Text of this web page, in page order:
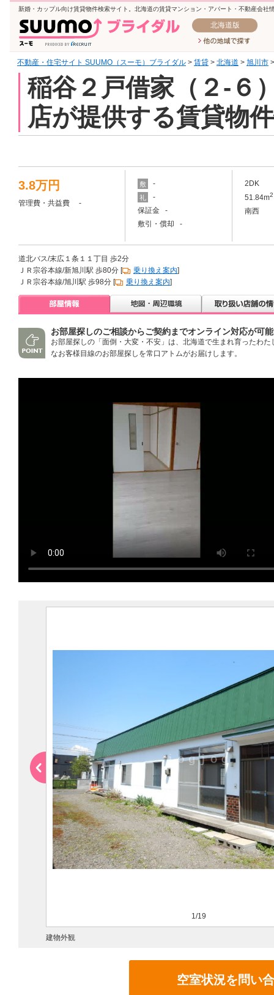
新婚・カップル向け賃貸物件検索サイト。北海道の賃貸マンション・アパート・不動産会社
北海道版
不動産・住宅サイト SUUMO（スーモ）ブライダル > 賃貸 > 北海道 > 旭川市
稲谷２戸借家（２-６
店が提供する賃貸物
3.8万円
管理費・共益費 -
敷 -
礼
-
保証金 -
敷引・償却 -
2DK
51.84m2
南西
道北バス/末広１条１１丁目 歩2分
ＪＲ宗谷本線/新旭川駅 歩80分 [
乗り換え案内]
ＪＲ宗谷本線/旭川駅 歩98分 [
乗り換え案内]
お部屋探しのご相談からご契約までオンライン対応が可
お部屋探しの「面倒・大変・不安」は、北海道で生まれ育ったわ
なお客様目線のお部屋探しを常口アトムがお届けします。
1/19
建物外観
空室状況を問い